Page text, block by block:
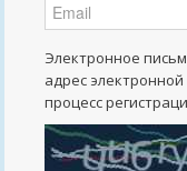
Электронное
адрес
процесс